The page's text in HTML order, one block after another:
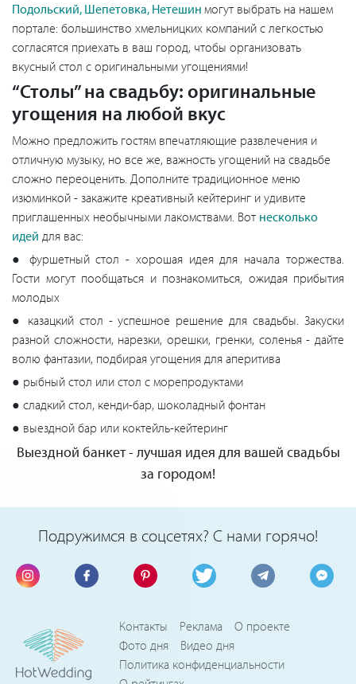
Подольский, Шепетовка, Нетешин могут выбрать на нашем
портале: большинство хмельницких компаний с легкостью
согласятся приехать в ваш город, чтобы организовать
вкусный стол с оригинальными угощениями!
“Столы” на свадьбу: оригинальные
угощения на любой вкус
Можно предложить гостям впечатляющие развлечения и
отличную музыку, но все же, важность угощений на свадьбе
сложно переоценить. Дополните традиционное меню
изюминкой - закажите креативный кейтеринг и удивите
приглашенных необычными лакомствами. Вот несколько
идей для вас:
● фуршетный стол - хорошая идея для начала торжества.
Гости могут пообщаться и познакомиться, ожидая прибытия
молодых
● казацкий стол - успешное решение для свадьбы. Закуски
разной сложности, нарезки, орешки, гренки, соленья - дайте
волю фантазии, подбирая угощения для аперитива
● рыбный стол или стол с морепродуктами
● сладкий стол, кенди-бар, шоколадный фонтан
● выездной бар или коктейль-кейтеринг
Выездной банкет - лучшая идея для вашей свадьбы
за городом!
Подружимся в соцсетях? С нами горячо!
Контакты Реклама
О проекте
Фото дня
Видео дня
Политика конфиденциальности